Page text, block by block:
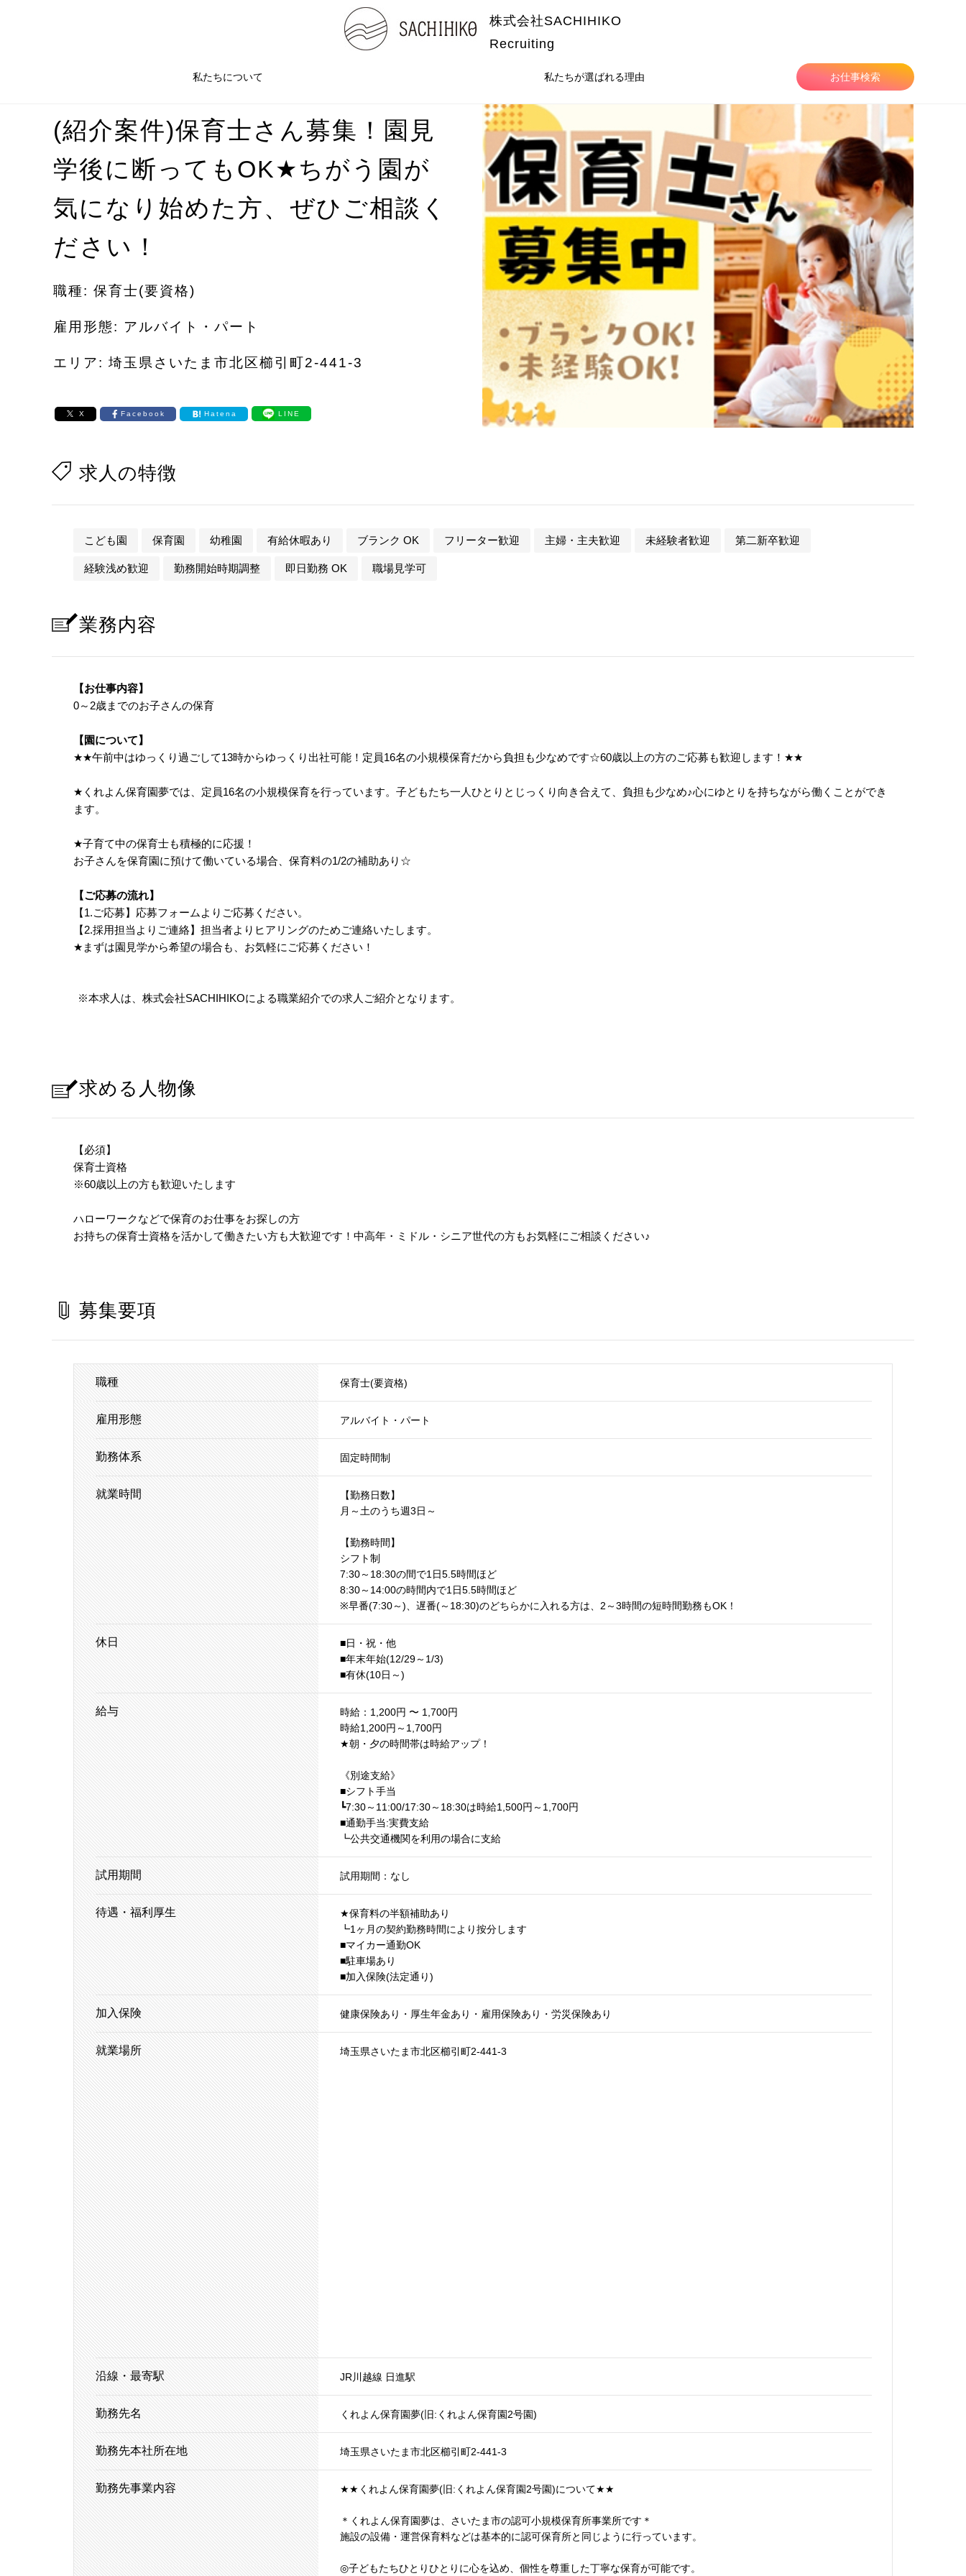
株式会社SACHIHIKO
Recruiting
私たちについて 私たちが選ばれる理由 お仕事検索
(紹介案件)保育士さん募集！園見
学後に断ってもOK★ちがう園が
気になり始めた方、ぜひご相談く
ださい！
職種: 保育士(要資格)
雇用形態: アルバイト・パート
エリア: 埼玉県さいたま市北区櫛引町2-441-3
X Facebook Hatena LINE
求人の特徴
こども園 保育園 幼稚園 有給休暇あり ブランク OK フリーター歓迎 主婦・主夫歓迎 未経験者歓迎 第二新卒歓迎
経験浅め歓迎 勤務開始時期調整 即日勤務 OK 職場見学可
業務内容
【お仕事内容】
0～2歳までのお子さんの保育
【園について】
★★午前中はゆっくり過ごして13時からゆっくり出社可能！定員16名の小規模保育だから負担も少なめです☆60歳以上の方のご応募も歓迎します！ ★★
★ くれよん保育園夢では、定員16名の小規模保育を行っています。子どもたち一人ひとりとじっくり向き合えて、負担も少なめ♪心にゆとりを持ちながら働くことができ
ます。
★子育て中の保育士も積極的に応援！
お子さんを保育園に預けて働いている場合、保育料の1/2の補助あり☆
【ご応募の流れ】
【1.ご応募】応募フォームよりご応募ください。
【2.採用担当よりご連絡】担当者よりヒアリングのためご連絡いたします。
★ まずは園見学から希望の場合も、お気軽にご応募ください！
※本求人は、株式会社SACHIHIKOによる職業紹介での求人ご紹介となります。
求める人物像
【必須】
保育士資格
※60歳以上の方も歓迎いたします
ハローワークなどで保育のお仕事をお探しの方
お持ちの保育士資格を活かして働きたい方も大歓迎です！中高年・ミドル・シニア世代の方もお気軽にご相談ください♪
募集要項
職種 保育士(要資格)
雇用形態 アルバイト・パート
勤務体系 固定時間制
就業時間
【勤務日数】
月～土のうち週3日～
【勤務時間】
シフト制
7:30～18:30の間で1日5.5時間ほど
8:30～14:00の時間内で1日5.5時間ほど
※早番(7:30～)、遅番(～18:30)のどちらかに入れる方は、2～3時間の短時間勤務もOK！
休日
■日・祝・他
■年末年始(12/29～1/3)
■有休(10日～)
給与
時給：1,200円 〜 1,700円
時給1,200円～1,700円
★朝・夕の時間帯は時給アップ！
《別途支給》
■シフト手当
┗7:30～11:00/17:30～18:30は時給1,500円～1,700円
■通勤手当:実費支給
┗公共交通機関を利用の場合に支給
試用期間 試用期間：なし
待遇・福利厚生 ★保育料の半額補助あり
┗1ヶ月の契約勤務時間により按分します
■マイカー通勤OK
■駐車場あり
■加入保険(法定通り)
加入保険 健康保険あり・厚生年金あり・雇用保険あり・労災保険あり
就業場所 埼玉県さいたま市北区櫛引町2-441-3
沿線・最寄駅 JR川越線 日進駅
勤務先名 くれよん保育園夢(旧:くれよん保育園2号園)
勤務先本社所在地 埼玉県さいたま市北区櫛引町2-441-3
勤務先事業内容 ★★ くれよん保育園夢(旧:くれよん保育園2号園)について★★
＊くれよん保育園夢は、さいたま市の認可小規模保育所事業所です＊
施設の設備・運営保育料などは基本的に認可保育所と同じように行っています。
◎子どもたちひとりひとりに心を込め、個性を尊重した丁寧な保育が可能です。